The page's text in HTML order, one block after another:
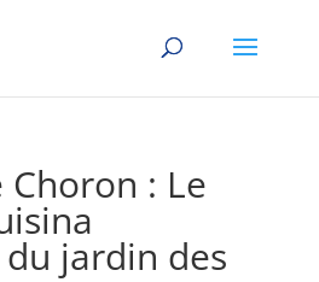
: Le
du jardin des